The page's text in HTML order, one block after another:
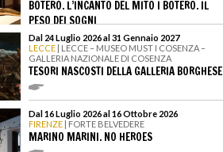
BOTERO. L’INCANTO DEL MITO I BOTERO. IL
PESO DEI SOGNI
Dal 24 Luglio 2026 al 31 Gennaio 2027
LECCE | LECCE – MUSEO MUST I COSENZA –
GALLERIA NAZIONALE DI COSENZA
TESORI NASCOSTI DELLA GALLERIA BORGHESE
Dal 16 Luglio 2026 al 16 Ottobre 2026
FIRENZE | FORTE BELVEDERE
MARINO MARINI. NO HEROES